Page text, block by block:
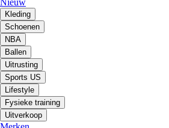
Nieuw
Kleding
Schoenen
NBA
Ballen
Uitrusting
Sports US
Lifestyle
Fysieke training
Uitverkoop